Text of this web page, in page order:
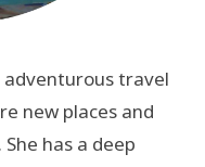
adventurous travel
new places and
has a deep